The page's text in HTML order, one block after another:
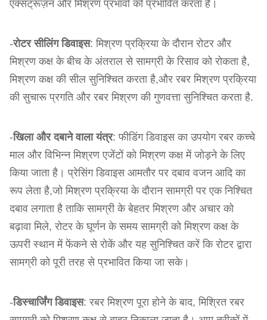
एक्सट्रूज़न और मिश्रण प्रभावों को प्रभावित करता है।
-रोटर सीलिंग डिवाइस: मिश्रण प्रक्रिया के दौरान रोटर और
मिश्रण कक्ष के बीच के अंतराल से सामग्री के रिसाव को रोकता है,
मिश्रण कक्ष की सील सुनिश्चित करता है,और रबर मिश्रण प्रक्रिया
की सुचारू प्रगति और रबर मिश्रण की गुणवत्ता सुनिश्चित करता है.
-खिला और दबाने वाला यंत्र: फीडिंग डिवाइस का उपयोग रबर कच्चे
माल और विभिन्न मिश्रण एजेंटों को मिश्रण कक्ष में जोड़ने के लिए
किया जाता है। प्रेसिंग डिवाइस आमतौर पर दबाव वजन आदि का
रूप लेता है,जो मिश्रण प्रक्रिया के दौरान सामग्री पर एक निश्चित
दबाव लगाता है ताकि सामग्री के बेहतर मिश्रण और अचार को
बढ़ावा मिले, रोटर के घूर्णन के समय सामग्री को मिश्रण कक्ष के
ऊपरी स्थान में फेंकने से रोकें और यह सुनिश्चित करें कि रोटर द्वारा
सामग्री को पूरी तरह से प्रभावित किया जा सके।
-डिस्चार्जिंग डिवाइस: रबर मिश्रण पूरा होने के बाद, मिश्रित रबर